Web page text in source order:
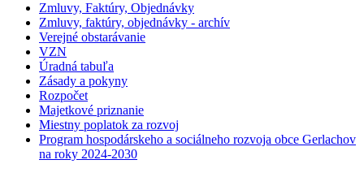
Zmluvy, Faktúry, Objednávky
Zmluvy, faktúry, objednávky - archív
Verejné obstarávanie
VZN
Úradná tabuľa
Zásady a pokyny
Rozpočet
Majetkové priznanie
Miestny poplatok za rozvoj
Program hospodárskeho a sociálneho rozvoja obce Gerlachov
na roky 2024-2030